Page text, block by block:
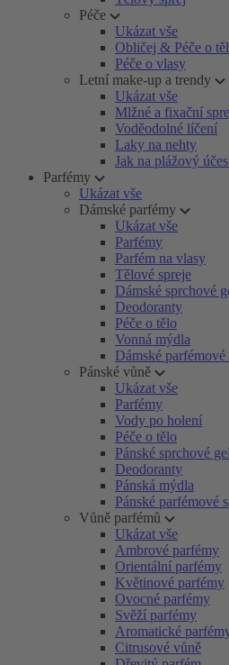
Péče
Ukázat vše
Obličej & Péče o
Péče o vlasy
Letní make-up a trendy
Ukázat vše
Mlžné a fixační
Voděodolné líčení
Laky na nehty
Jak na plážový
Parfémy
Ukázat vše
Dámské parfémy
Ukázat vše
Parfémy
Parfém na vlasy
Tělové spreje
Dámské sprchové
Deodoranty
Péče o tělo
Vonná mýdla
Dámské parfémové
Pánské vůně
Ukázat vše
Parfémy
Vody po holení
Péče o tělo
Pánské sprchové
Deodoranty
Pánská mýdla
Pánské parfémové
Vůně parfémů
Ukázat vše
Ambrové parfémy
Orientální parfémy
Květinové parfémy
Ovocné parfémy
Svěží parfémy
Aromatické
Citrusové vůně